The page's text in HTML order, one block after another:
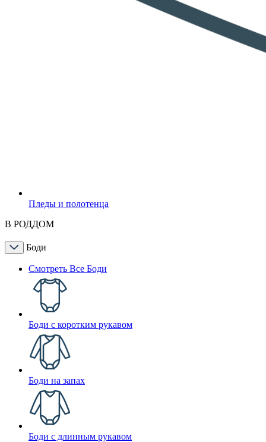
Пледы и полотенца
В РОДДОМ
Боди
Смотреть Все Боди
Боди с коротким рукавом
Боди на запах
Боди с длинным рукавом